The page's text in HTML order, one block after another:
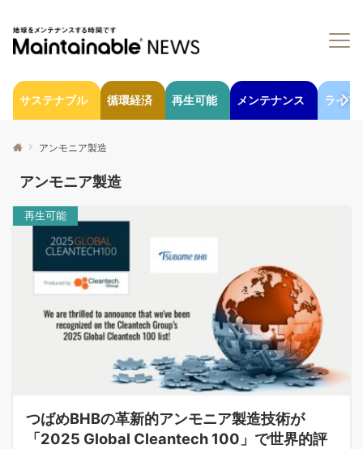
サステナブル 循環経済 再生可能 メンテナンス ライフ
アンモニア製造
アンモニア製造
再生可能
つばめBHBの革新的アンモニア製造技術が
「2025 Global Cleantech 100」で世界的評